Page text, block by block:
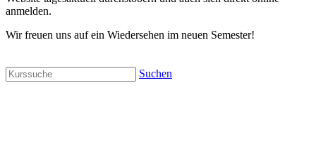
anmelden.
Wir freuen uns auf ein Wiedersehen im neuen Semester!
Suchen